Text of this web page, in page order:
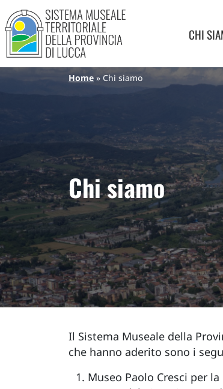
Salta al contenuto principale
Sistema Museale
Navigazione principale
CHI
Briciole di pane
Home Chi siamo
Chi siamo
Il Sistema Museale della
che hanno aderito sono i
Museo Paolo Cresci per